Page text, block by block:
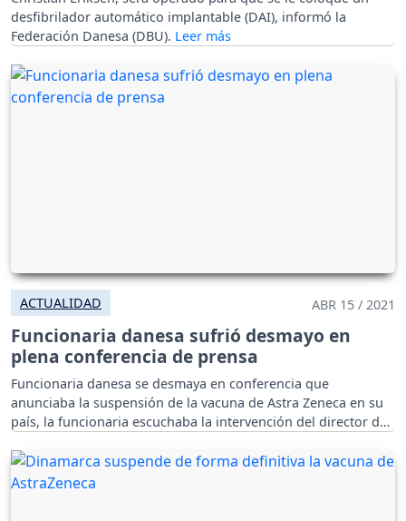
desfibrilador automático implantable (DAI), informó la
Federación Danesa (DBU).
ACTUALIDAD ABR 15 / 2021
Funcionaria danesa sufrió desmayo en
plena conferencia de prensa
Funcionaria danesa se desmaya en conferencia que
anunciaba la suspensión de la vacuna de Astra Zeneca en su
país, la funcionaria escuchaba la intervención del director de